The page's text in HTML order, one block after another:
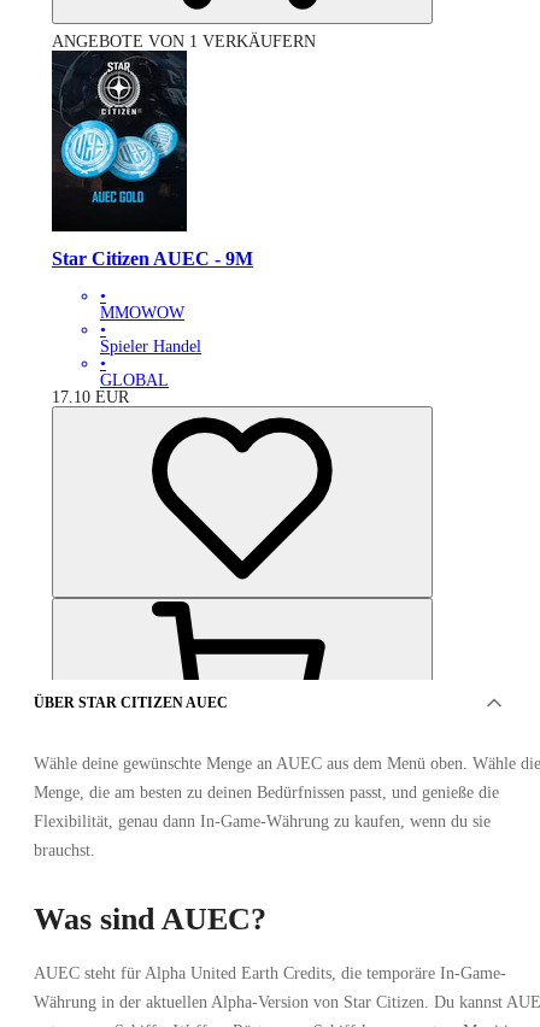
ANGEBOTE VON 1 VERKÄUFERN
Star Citizen AUEC - 9M
•
MMOWOW
•
Spieler Handel
•
GLOBAL
17.10 EUR
ANGEBOTE VON 1 VERKÄUFERN
ÜBER STAR CITIZEN AUEC
Wähle deine gewünschte Menge an AUEC aus dem Menü oben. Wähle die
Menge, die am besten zu deinen Bedürfnissen passt, und genieße die
Flexibilität, genau dann In-Game-Währung zu kaufen, wenn du sie
brauchst.
Was sind AUEC?
AUEC steht für Alpha United Earth Credits, die temporäre In-Game-
Währung in der aktuellen Alpha-Version von Star Citizen. Du kannst